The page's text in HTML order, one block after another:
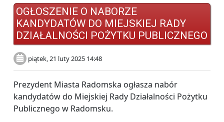
OGŁOSZENIE O NABORZE
KANDYDATÓW DO MIEJSKIEJ RADY
DZIAŁALNOŚCI POŻYTKU PUBLICZNEGO
piątek, 21 luty 2025 14:48
Prezydent Miasta Radomska ogłasza nabór
kandydatów do Miejskiej Rady Działalności Pożytku
Publicznego w Radomsku.